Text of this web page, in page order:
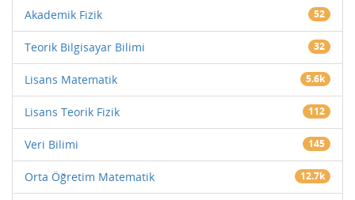
Akademik Fizik 52
Teorik Bilgisayar Bilimi 32
Lisans Matematik 5.6k
Lisans Teorik Fizik 112
Veri Bilimi 145
Orta Öğretim Matematik 12.7k